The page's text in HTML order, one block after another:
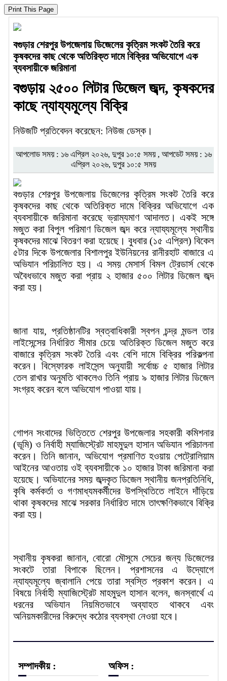
বগুড়ার শেরপুর উপজেলায় ডিজেলের কৃত্রিম সংকট তৈরি করে
কৃষকদের কাছ থেকে অতিরিক্ত দামে বিক্রির অভিযোগে এক
ব্যবসায়ীকে জরিমানা
বগুড়ায় ২৫০০ লিটার ডিজেল জব্দ, কৃষকদের
কাছে ন্যায্যমূল্যে বিক্রি
নিউজটি প্রতিবেদন করেছেন: নিউজ ডেস্ক।
আপলোড সময় : ১৬ এপ্রিল ২০২৬, দুপুর ১০:৫ সময় , আপডেট সময় : ১৬
এপ্রিল ২০২৬, দুপুর ১০:৫ সময়
বগুড়ার শেরপুর উপজেলায় ডিজেলের কৃত্রিম সংকট তৈরি করে
কৃষকদের কাছ থেকে অতিরিক্ত দামে বিক্রির অভিযোগে এক
ব্যবসায়ীকে জরিমানা করেছে ভ্রাম্যমাণ আদালত। একই সঙ্গে
মজুত করা বিপুল পরিমাণ ডিজেল জব্দ করে ন্যায্যমূল্যে স্থানীয়
কৃষকদের মাঝে বিতরণ করা হয়েছে। বুধবার (১৫ এপ্রিল) বিকেল
৫টার দিকে উপজেলার বিশালপুর ইউনিয়নের রানীরহাট বাজারে এ
অভিযান পরিচালিত হয়। এ সময় মেসার্স বিমল ট্রেডার্স থেকে
অবৈধভাবে মজুত করা প্রায় ২ হাজার ৫০০ লিটার ডিজেল জব্দ
করা হয়।
জানা যায়, প্রতিষ্ঠানটির স্বত্বাধিকারী স্বপন চন্দ্র মন্ডল তার
লাইসেন্সের নির্ধারিত সীমার চেয়ে অতিরিক্ত ডিজেল মজুত করে
বাজারে কৃত্রিম সংকট তৈরি এবং বেশি দামে বিক্রির পরিকল্পনা
করেন। বিস্ফোরক লাইসেন্স অনুযায়ী সর্বোচ্চ ৫ হাজার লিটার
তেল রাখার অনুমতি থাকলেও তিনি প্রায় ৯ হাজার লিটার ডিজেল
সংগ্রহ করেন বলে অভিযোগ পাওয়া যায়।
গোপন সংবাদের ভিত্তিতে শেরপুর উপজেলার সহকারী কমিশনার
(ভূমি) ও নির্বাহী ম্যাজিস্ট্রেট মাহমুদুল হাসান অভিযান পরিচালনা
করেন। তিনি জানান, অভিযোগ প্রমাণিত হওয়ায় পেট্রোলিয়াম
আইনের আওতায় ওই ব্যবসায়ীকে ১০ হাজার টাকা জরিমানা করা
হয়েছে। অভিযানের সময় জব্দকৃত ডিজেল স্থানীয় জনপ্রতিনিধি,
কৃষি কর্মকর্তা ও গণমাধ্যমকর্মীদের উপস্থিতিতে লাইনে দাঁড়িয়ে
থাকা কৃষকদের মাঝে সরকার নির্ধারিত দামে তাৎক্ষণিকভাবে বিক্রি
করা হয়।
স্থানীয় কৃষকরা জানান, বোরো মৌসুমে সেচের জন্য ডিজেলের
সংকটে তারা বিপাকে ছিলেন। প্রশাসনের এ উদ্যোগে
ন্যায্যমূল্যে জ্বালানি পেয়ে তারা স্বস্তি প্রকাশ করেন। এ
বিষয়ে নির্বাহী ম্যাজিস্ট্রেট মাহমুদুল হাসান বলেন, জনস্বার্থে এ
ধরনের অভিযান নিয়মিতভাবে অব্যাহত থাকবে এবং
অনিয়মকারীদের বিরুদ্ধে কঠোর ব্যবস্থা নেওয়া হবে।
সম্পাদকীয় : অফিস :